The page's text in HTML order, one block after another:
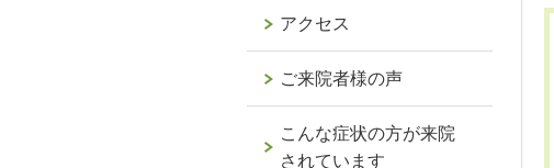
アクセス
ご来院者様の声
こんな症状の方が来院
されています